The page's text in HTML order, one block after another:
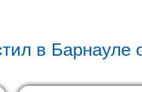
в Барнауле